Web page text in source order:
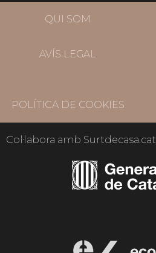
QUI SOM
AVÍS LEGAL
POLÍTICA DE COOKIES
Col·labora amb Surtdecasa.cat